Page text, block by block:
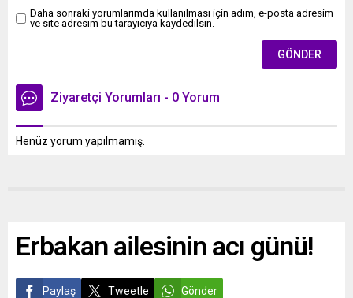
Daha sonraki yorumlarımda kullanılması için adım, e-posta adresim
ve site adresim bu tarayıcıya kaydedilsin.
Ziyaretçi Yorumları - 0 Yorum
Henüz yorum yapılmamış.
Erbakan ailesinin acı günü!
Paylaş Tweetle Gönder